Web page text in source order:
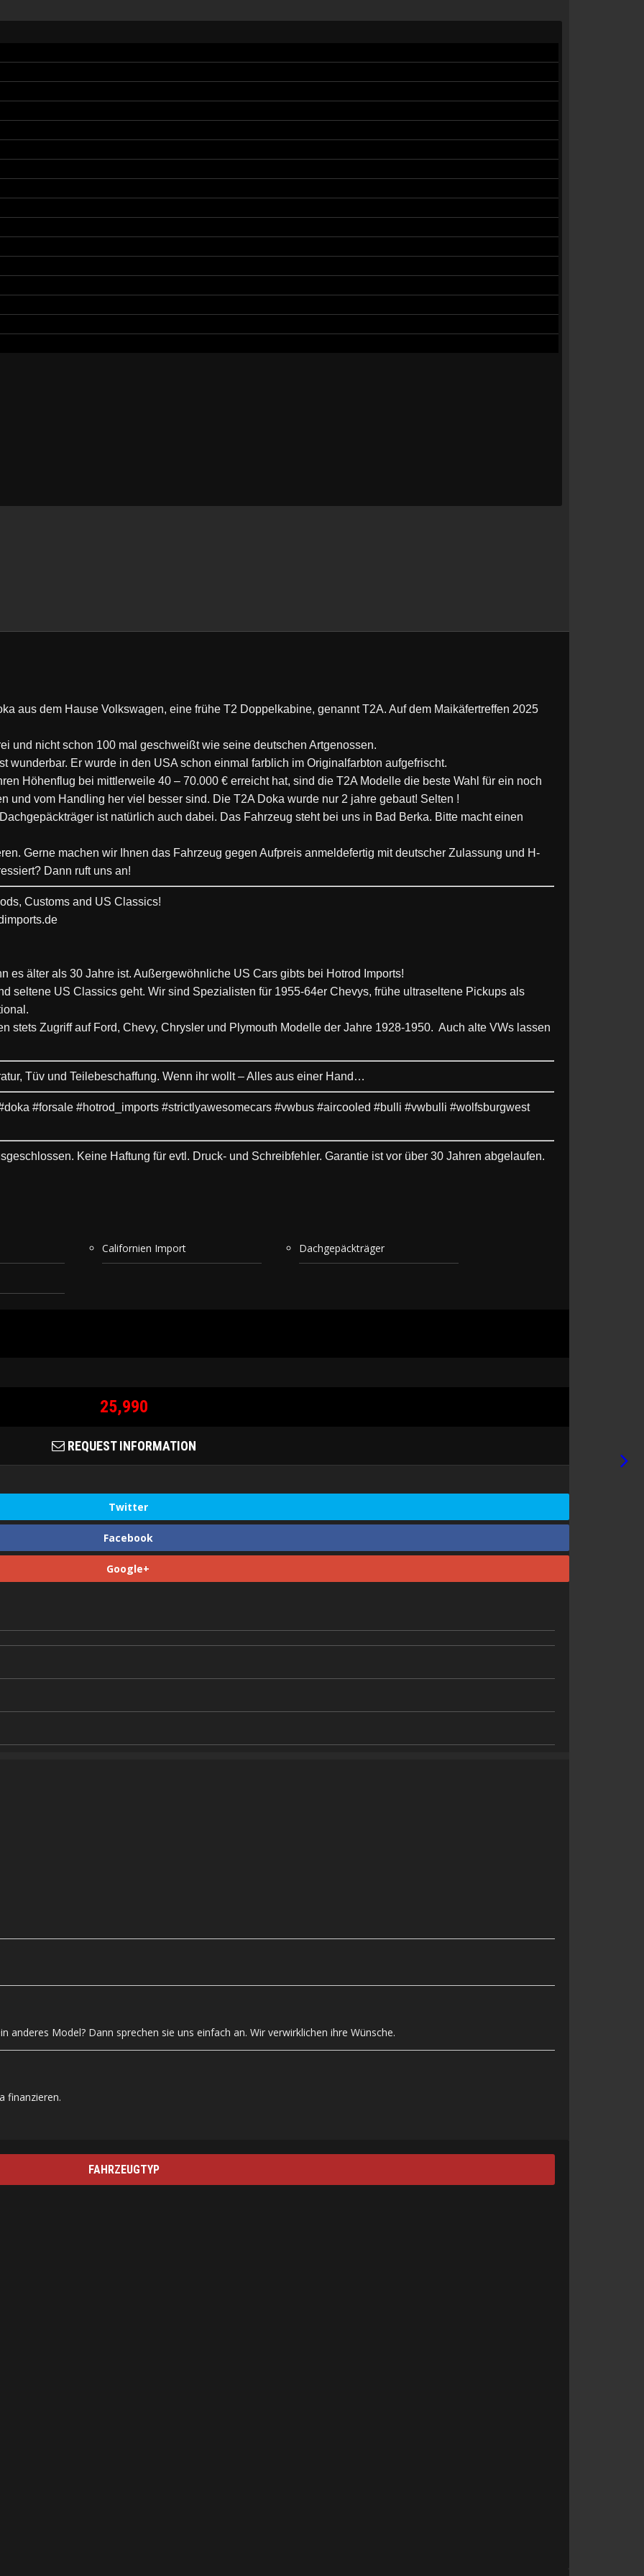
aus dem Hause Volkswagen, eine frühe T2 Doppelkabine, genannt T2A. Auf dem Maikäfertreffen 2025
und nicht schon 100 mal geschweißt wie seine deutschen Artgenossen.
wunderbar. Er wurde in den USA schon einmal farblich im Originalfarbton aufgefrischt.
Höhenflug bei mittlerweile 40 – 70.000 € erreicht hat, sind die T2A Modelle die beste Wahl für ein noch
und vom Handling her viel besser sind. Die T2A Doka wurde nur 2 jahre gebaut! Selten !
ist natürlich auch dabei. Das Fahrzeug steht bei uns in Bad Berka. Bitte macht einen
Gerne machen wir Ihnen das Fahrzeug gegen Aufpreis anmeldefertig mit deutscher Zulassung und H-
Dann ruft uns an!
Customs and US Classics!
es älter als 30 Jahre ist. Außergewöhnliche US Cars gibts bei Hotrod Imports!
seltene US Classics geht. Wir sind Spezialisten für 1955-64er Chevys, frühe ultraseltene Pickups als
stets Zugriff auf Ford, Chevy, Chrysler und Plymouth Modelle der Jahre 1928-1950. Auch alte VWs lassen
Tüv und Teilebeschaffung. Wenn ihr wollt – Alles aus einer Hand…
#forsale #hotrod_imports #strictlyawesomecars #vwbus #aircooled #bulli #vwbulli #wolfsburgwest
Keine Haftung für evtl. Druck- und Schreibfehler. Garantie ist vor über 30 Jahren abgelaufen.
Californien Import Dachgepäckträger
25,990
REQUEST INFORMATION
Twitter
Facebook
Google+
Model? Dann sprechen sie uns einfach an. Wir verwirklichen ihre Wünsche.
finanzieren.
FAHRZEUGTYP